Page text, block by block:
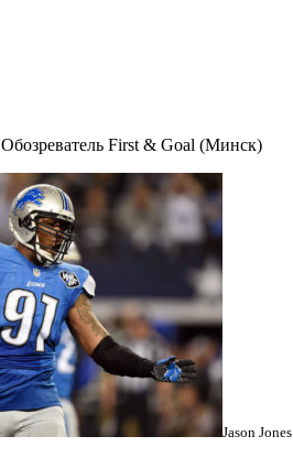
Обозреватель First & Goal (Минск)
Jason Jones